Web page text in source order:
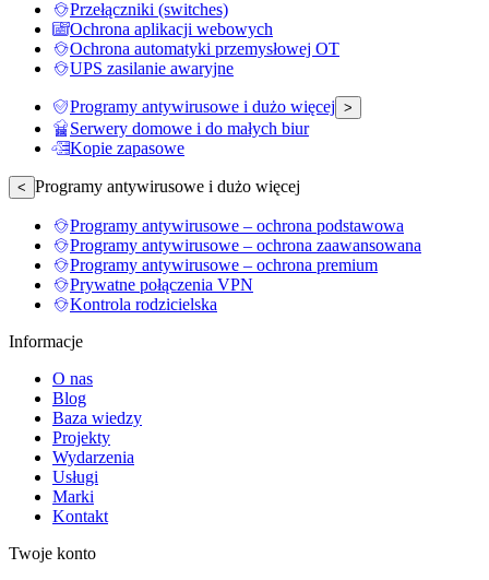
Przełączniki (switches)
Ochrona aplikacji webowych
Ochrona automatyki przemysłowej OT
UPS zasilanie awaryjne
Programy antywirusowe i dużo więcej >
Serwery domowe i do małych biur
Kopie zapasowe
< Programy antywirusowe i dużo więcej
Programy antywirusowe – ochrona podstawowa
Programy antywirusowe – ochrona zaawansowana
Programy antywirusowe – ochrona premium
Prywatne połączenia VPN
Kontrola rodzicielska
Informacje
O nas
Blog
Baza wiedzy
Projekty
Wydarzenia
Usługi
Marki
Kontakt
Twoje konto